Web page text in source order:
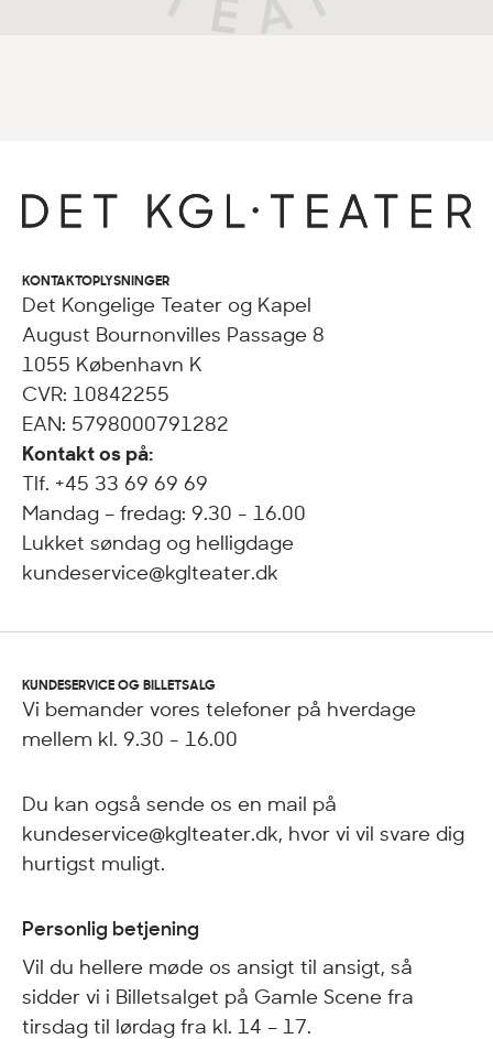
KONTAKTOPLYSNINGER
Det Kongelige Teater og Kapel
August Bournonvilles Passage 8
1055 København K
CVR: 10842255
EAN: 5798000791282
Kontakt os på:
Tlf. +45 33 69 69 69
Mandag – fredag: 9.30 - 16.00
Lukket søndag og helligdage
kundeservice@kglteater.dk
KUNDESERVICE OG BILLETSALG
Vi bemander vores telefoner på hverdage
mellem kl. 9.30 - 16.00
Du kan også sende os en mail på
kundeservice@kglteater.dk, hvor vi vil svare dig
hurtigst muligt.
Personlig betjening
Vil du hellere møde os ansigt til ansigt, så
sidder vi i Billetsalget på Gamle Scene fra
tirsdag til lørdag fra kl. 14 – 17.